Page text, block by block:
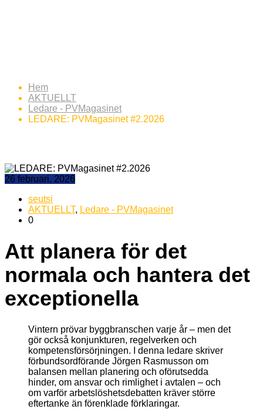
Hem
AKTUELLT
Ledare - PVMagasinet
LEDARE: PVMagasinet #2.2026
26 februari, 2026
seutsi
AKTUELLT, Ledare - PVMagasinet
0
Att planera för det
normala och hantera det
exceptionella
Vintern prövar byggbranschen varje år – men det
gör också konjunkturen, regelverken och
kompetensförsörjningen. I denna ledare skriver
förbundsordförande Jörgen Rasmusson om
balansen mellan planering och oförutsedda
hinder, om ansvar och rimlighet i avtalen – och
om varför arbetslöshetsdebatten kräver större
eftertanke än förenklade förklaringar.